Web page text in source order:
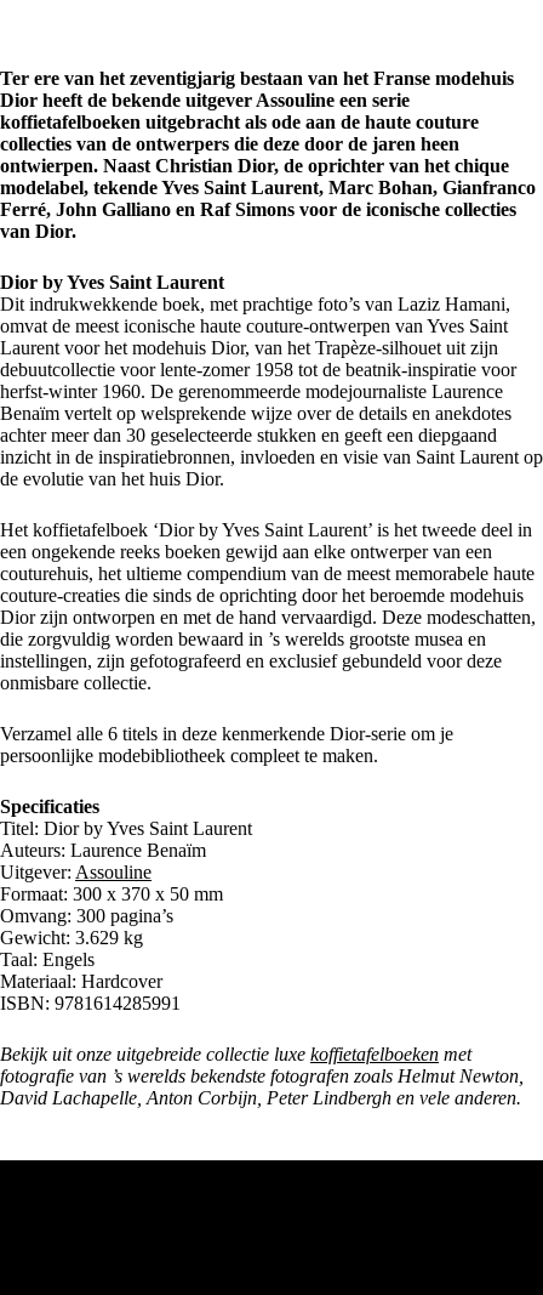
Ter ere van het zeventigjarig bestaan van het Franse modehuis
Dior heeft de bekende uitgever Assouline een serie
koffietafelboeken uitgebracht als ode aan de haute couture
collecties van de ontwerpers die deze door de jaren heen
ontwierpen. Naast Christian Dior, de oprichter van het chique
modelabel, tekende Yves Saint Laurent, Marc Bohan, Gianfranco
Ferré, John Galliano en Raf Simons voor de iconische collecties
van Dior.
Dior by Yves Saint Laurent
Dit indrukwekkende boek, met prachtige foto’s van Laziz Hamani,
omvat de meest iconische haute couture-ontwerpen van Yves Saint
Laurent voor het modehuis Dior, van het Trapèze-silhouet uit zijn
debuutcollectie voor lente-zomer 1958 tot de beatnik-inspiratie voor
herfst-winter 1960. De gerenommeerde modejournaliste Laurence
Benaïm vertelt op welsprekende wijze over de details en anekdotes
achter meer dan 30 geselecteerde stukken en geeft een diepgaand
inzicht in de inspiratiebronnen, invloeden en visie van Saint Laurent op
de evolutie van het huis Dior.
Het koffietafelboek ‘Dior by Yves Saint Laurent’ is het tweede deel in
een ongekende reeks boeken gewijd aan elke ontwerper van een
couturehuis, het ultieme compendium van de meest memorabele haute
couture-creaties die sinds de oprichting door het beroemde modehuis
Dior zijn ontworpen en met de hand vervaardigd. Deze modeschatten,
die zorgvuldig worden bewaard in ’s werelds grootste musea en
instellingen, zijn gefotografeerd en exclusief gebundeld voor deze
onmisbare collectie.
Verzamel alle 6 titels in deze kenmerkende Dior-serie om je
persoonlijke modebibliotheek compleet te maken.
Specificaties
Titel: Dior by Yves Saint Laurent
Auteurs: Laurence Benaïm
Uitgever: Assouline
Formaat: 300 x 370 x 50 mm
Omvang: 300 pagina’s
Gewicht: 3.629 kg
Taal: Engels
Materiaal: Hardcover
ISBN: 9781614285991
Bekijk uit onze uitgebreide collectie luxe koffietafelboeken met
fotografie van ’s werelds bekendste fotografen zoals Helmut Newton,
David Lachapelle, Anton Corbijn, Peter Lindbergh en vele anderen.